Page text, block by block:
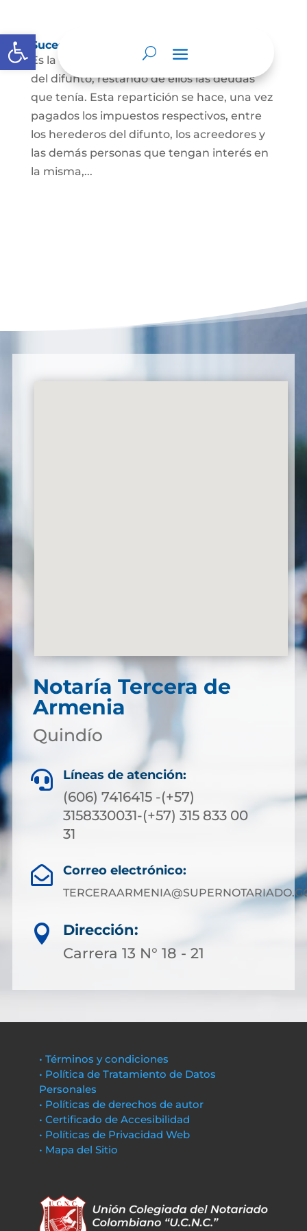
Abrir barra de herramientas
Sucesión de bienes por causa de muerte
Es la que se hace para repartir los bienes
del difunto, restando de ellos las deudas
que tenía. Esta repartición se hace, una vez
pagados los impuestos respectivos, entre
los herederos del difunto, los acreedores y
las demás personas que tengan interés en
la misma,...
Notaría Tercera de
Armenia
Quindío
 Líneas de atención:
(606) 7416415 -(+57)
3158330031-(+57) 315 833 00
31
 Correo electrónico:

Dirección:
Carrera 13 N° 18 - 21
• Términos y condiciones
• Política de Tratamiento de Datos
Personales
• Políticas de derechos de autor
• Certificado de Accesibilidad
• Políticas de Privacidad Web
• Mapa del Sitio